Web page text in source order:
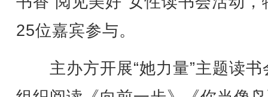
25位嘉宾参与。
主办方开展“她力量”主题读书